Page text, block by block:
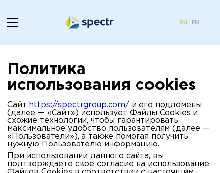
RU EN
Политика
использования cookies
Сайт https://spectrgroup.com/ и его поддомены
(далее — «Сайт») использует Файлы Cookies и
схожие технологии, чтобы гарантировать
максимальное удобство пользователям (далее —
«Пользователи»), а также помогая получить
нужную Пользователю информацию.
При использовании данного сайта, вы
подтверждаете свое согласие на использование